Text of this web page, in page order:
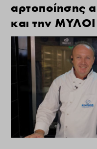
αρτοποίησης
και την